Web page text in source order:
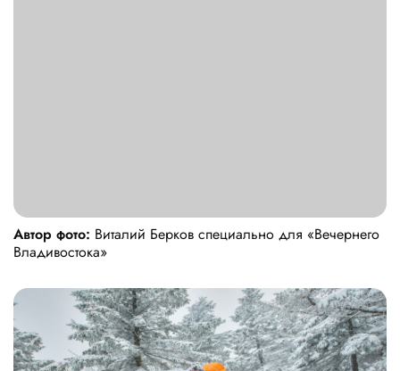
Автор фото: Виталий Берков специально для «Вечернего
Владивостока»